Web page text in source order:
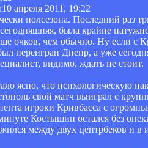
10 апреля 2011, 19:22
полсезона. Последний раз
была крайне
очков, чем обычно. Ну если с
переигран Днепр, а уже
видимо, ждать не стоит.
ясно, что психологическую
свой матч выиграл с
игроки Кривбасса с
Костышин остался без
между двух центрбеков и